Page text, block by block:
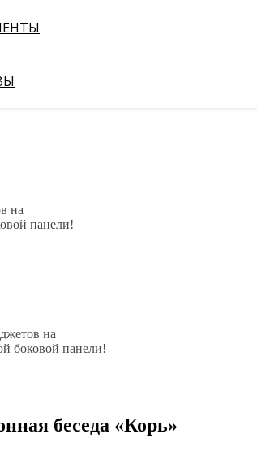
на
панели!
на
боковой панели!
беседа «Корь»